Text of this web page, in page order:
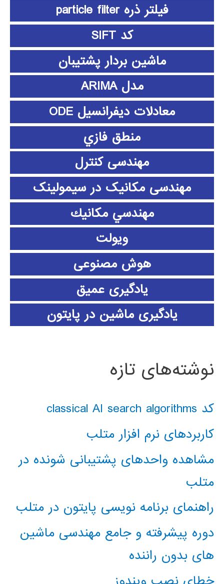
فیلتر ذره particle filter
کد SIFT
ماشین بردار پشتیبان
مدل ARIMA
معادلات دیفرانسیل ODE
منطق فازي
مهندسی کنترل
مهندسی مکانیک در سیمولینک
مهندسي مكانيك
ویولت
هوش مصنوعی
یادگیری عمیق
یادگیری ماشین در پایتون
نوشته‌های تازه
کد classical AI search algorithms
کاربردهای نرم افزار متلب
مشاهده واحدهای پشتیبانی شونده در
متلب
راهنمای برنامه نویسی پایتون در متلب
دوره پیشرفته و جامع مهندسی ماشین
های بدون راننده